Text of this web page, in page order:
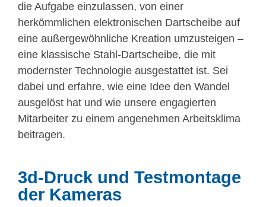
die Aufgabe einzulassen, von einer
herkömmlichen elektronischen Dartscheibe auf
eine außergewöhnliche Kreation umzusteigen –
eine klassische Stahl-Dartscheibe, die mit
modernster Technologie ausgestattet ist. Sei
dabei und erfahre, wie eine Idee den Wandel
ausgelöst hat und wie unsere engagierten
Mitarbeiter zu einem angenehmen Arbeitsklima
beitragen.
3d-Druck und Testmontage
der Kameras